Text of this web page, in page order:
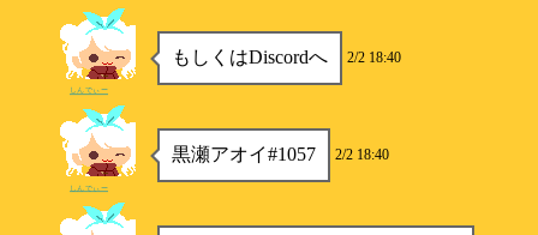
もしくはDiscordへ 2/2 18:40
しんでぃー
黒瀬アオイ#1057 2/2 18:40
しんでぃー